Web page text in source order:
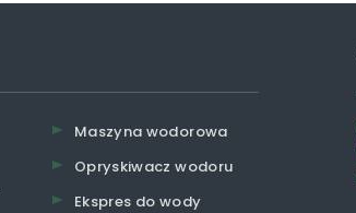
Maszyna wodorowa
Opryskiwacz wodoru
Ekspres do wody